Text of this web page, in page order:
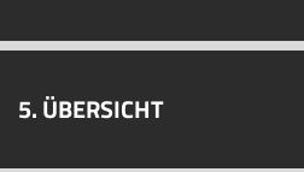
5. ÜBERSICHT